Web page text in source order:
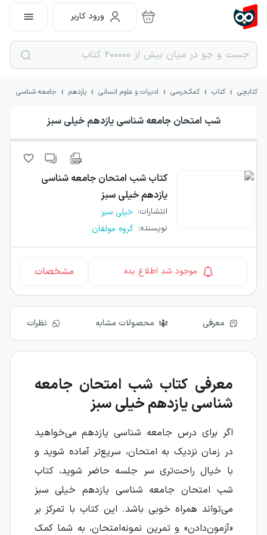
ورود کاربر
کتابچی › کتاب › کمک‌درسی › ادبیات و علوم انسانی › یازدهم › جامعه شناسی
شب امتحان جامعه شناسی یازدهم خیلی سبز
کتاب شب امتحان جامعه شناسی
یازدهم خیلی سبز
انتشارات: خیلی سبز
نویسنده: گروه مولفان
موجود شد اطلاع بده مشخصات
معرفی محصولات مشابه نظرات
معرفی کتاب شب امتحان جامعه
شناسی یازدهم خیلی سبز
اگر برای درس جامعه شناسی یازدهم می‌خواهید
در زمان نزدیک به امتحان، سریع‌تر آماده شوید و
با خیال راحت‌تری سر جلسه حاضر شوید، کتاب
شب امتحان جامعه شناسی یازدهم خیلی سبز
می‌تواند همراه خوبی باشد. این کتاب با تمرکز بر
«آزمون‌دادن» و تمرین نمونه‌امتحان، به شما کمک